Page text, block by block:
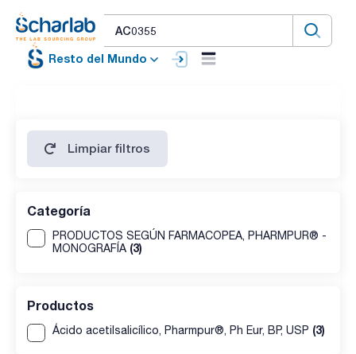
Resto del Mundo
Limpiar filtros
Categoría
PRODUCTOS SEGÚN FARMACOPEA, PHARMPUR® -
MONOGRAFÍA (3)
Productos
Ácido acetilsalicílico, Pharmpur®, Ph Eur, BP, USP (3)